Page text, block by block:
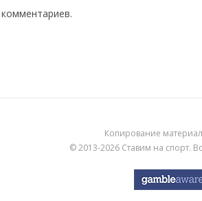
Копирование
© 2013-2026 Ставим на спорт.